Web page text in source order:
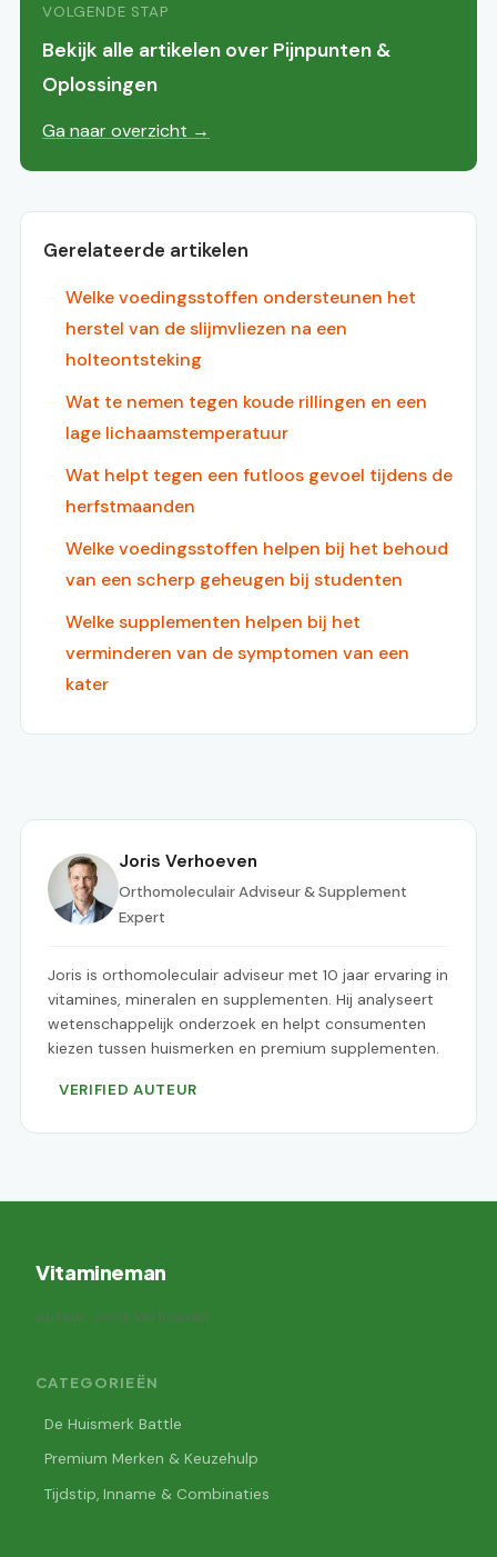
VOLGENDE STAP
Bekijk alle artikelen over Pijnpunten &
Oplossingen
Ga naar overzicht →
Gerelateerde artikelen
Welke voedingsstoffen ondersteunen het
herstel van de slijmvliezen na een
holteontsteking
Wat te nemen tegen koude rillingen en een
lage lichaamstemperatuur
Wat helpt tegen een futloos gevoel tijdens de
herfstmaanden
Welke voedingsstoffen helpen bij het behoud
van een scherp geheugen bij studenten
Welke supplementen helpen bij het
verminderen van de symptomen van een
kater
Joris Verhoeven
Orthomoleculair Adviseur & Supplement
Expert
Joris is orthomoleculair adviseur met 10 jaar ervaring in
vitamines, mineralen en supplementen. Hij analyseert
wetenschappelijk onderzoek en helpt consumenten
kiezen tussen huismerken en premium supplementen.
VERIFIED AUTEUR
Vitamineman
Auteur: Joris Verhoeven
CATEGORIEËN
De Huismerk Battle
Premium Merken & Keuzehulp
Tijdstip, Inname & Combinaties